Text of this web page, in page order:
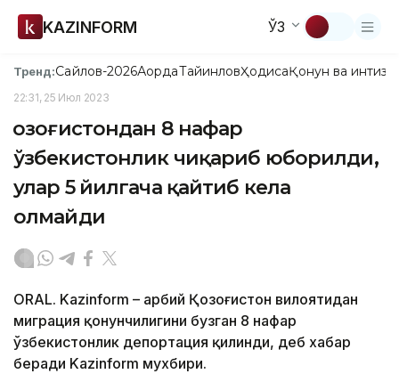
KAZINFORM ЎЗ
Тренд:Сайлов-2026АқордаТайинловҲодисаҚонун ва
22:31, 25 Июл 2023
Қозоғистондан 8 нафар
ўзбекистонлик чиқариб юборилди,
улар 5 йилгача қайтиб кела
олмайди
ORAL. Kazinform – Ғарбий Қозоғистон вилоятидан
миграция қонунчилигини бузган 8 нафар
ўзбекистонлик депортация қилинди, деб хабар
беради Kazinform мухбири.